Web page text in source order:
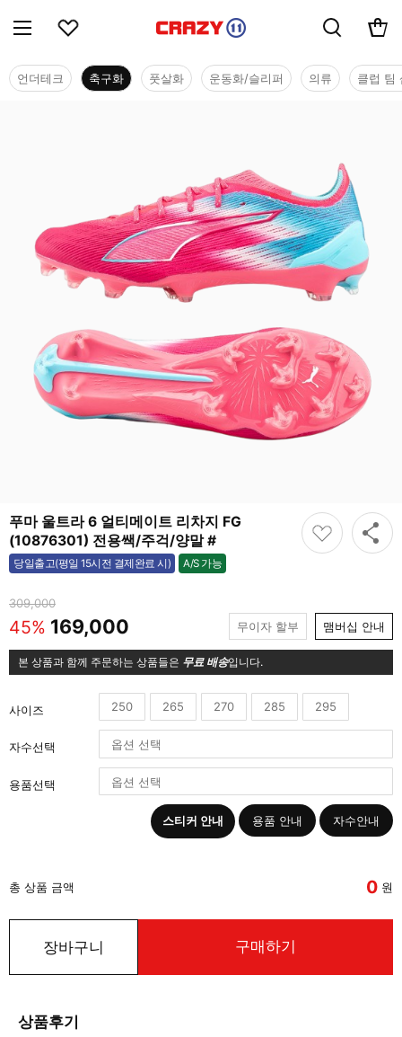
언더테크 축구화 풋살화 운동화/슬리퍼 의류 클럽 팀
푸마 울트라 6 얼티메이트 리차지 FG
(10876301) 전용쌕/주걱/양말 #
당일출고(평일 15시전 결제완료 시) A/S 가능
가능
309,000
45% 169,000 무이자 할부 맴버십 안내
본 상품과 함께 주문하는 상품들은 무료 배송입니다.
사이즈 250 265 270 285 295
자수선택
용품선택
스티커 안내 용품 안내 자수안내
총 상품 금액 0 원
장바구니 구매하기
상품후기